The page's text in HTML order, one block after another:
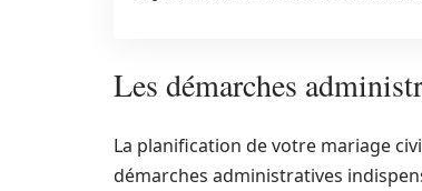
Les démarches
La planification de votre mariage
démarches administratives